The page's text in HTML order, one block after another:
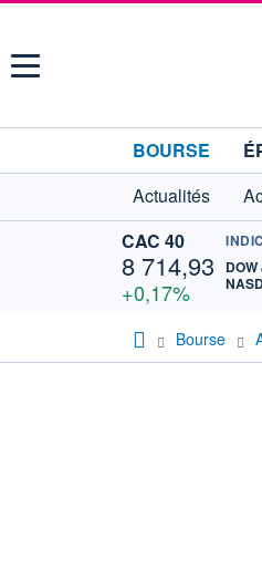
Menu
BOURSE
Actualités
CAC 40
8 714,93
+0,17%
Bourse